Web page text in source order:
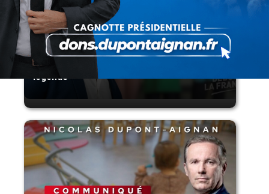
Zinedine Zidane, le retour du héros : la
France confie son destin à sa plus grande
légende